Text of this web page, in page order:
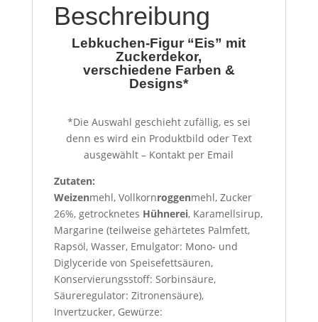
Beschreibung
Lebkuchen-Figur “Eis” mit
Zuckerdekor,
verschiedene Farben &
Designs*
*Die Auswahl geschieht zufällig, es sei
denn es wird ein Produktbild oder Text
ausgewählt – Kontakt per Email
Zutaten:
Weizenmehl, Vollkornroggenmehl, Zucker
26%, getrocknetes Hühnerei, Karamellsirup,
Margarine (teilweise gehärtetes Palmfett,
Rapsöl, Wasser, Emulgator: Mono- und
Diglyceride von Speisefettsäuren,
Konservierungsstoff: Sorbinsäure,
Säureregulator: Zitronensäure),
Invertzucker, Gewürze: